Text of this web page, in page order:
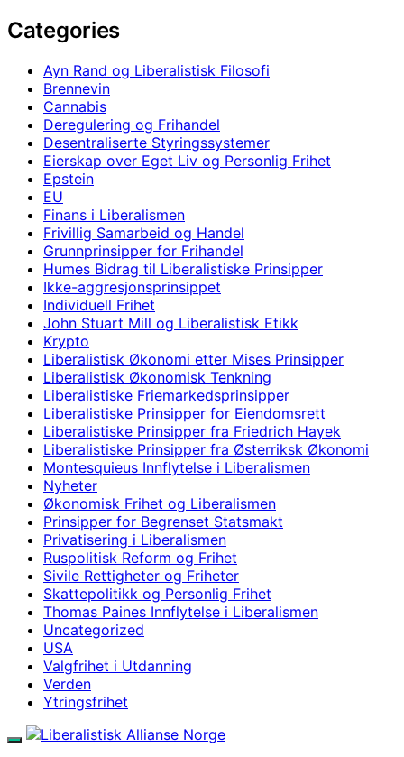
Categories
Ayn Rand og Liberalistisk Filosofi
Brennevin
Cannabis
Deregulering og Frihandel
Desentraliserte Styringssystemer
Eierskap over Eget Liv og Personlig Frihet
Epstein
EU
Finans i Liberalismen
Frivillig Samarbeid og Handel
Grunnprinsipper for Frihandel
Humes Bidrag til Liberalistiske Prinsipper
Ikke-aggresjonsprinsippet
Individuell Frihet
John Stuart Mill og Liberalistisk Etikk
Krypto
Liberalistisk Økonomi etter Mises Prinsipper
Liberalistisk Økonomisk Tenkning
Liberalistiske Friemarkedsprinsipper
Liberalistiske Prinsipper for Eiendomsrett
Liberalistiske Prinsipper fra Friedrich Hayek
Liberalistiske Prinsipper fra Østerriksk Økonomi
Montesquieus Innflytelse i Liberalismen
Nyheter
Økonomisk Frihet og Liberalismen
Prinsipper for Begrenset Statsmakt
Privatisering i Liberalismen
Ruspolitisk Reform og Frihet
Sivile Rettigheter og Friheter
Skattepolitikk og Personlig Frihet
Thomas Paines Innflytelse i Liberalismen
Uncategorized
USA
Valgfrihet i Utdanning
Verden
Ytringsfrihet